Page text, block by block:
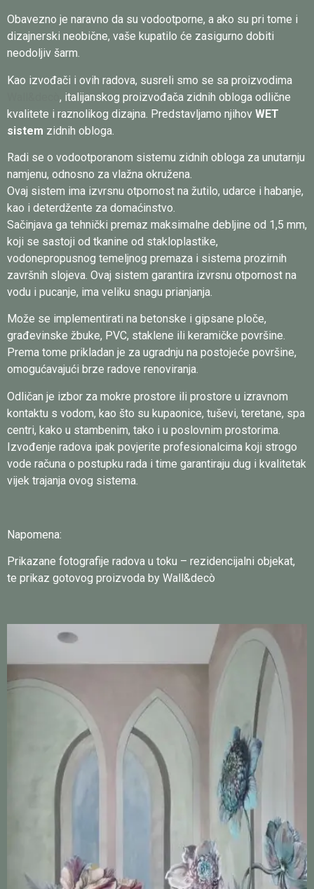
Obavezno je naravno da su vodootporne, a ako su pri tome i
dizajnerski neobične, vaše kupatilo će zasigurno dobiti
neodoljiv šarm.
Kao izvođači i ovih radova, susreli smo se sa proizvodima
, italijanskog proizvođača zidnih obloga odlične
kvalitete i raznolikog dizajna. Predstavljamo njihov WET
sistem zidnih obloga.
Radi se o vodootporanom sistemu zidnih obloga za unutarnju
namjenu, odnosno za vlažna okružena.
Ovaj sistem ima izvrsnu otpornost na žutilo, udarce i habanje,
kao i deterdžente za domaćinstvo.
Sačinjava ga tehnički premaz maksimalne debljine od 1,5 mm,
koji se sastoji od tkanine od stakloplastike,
vodonepropusnog temeljnog premaza i sistema prozirnih
završnih slojeva. Ovaj sistem garantira izvrsnu otpornost na
vodu i pucanje, ima veliku snagu prianjanja.
Može se implementirati na betonske i gipsane ploče,
građevinske žbuke, PVC, staklene ili keramičke površine.
Prema tome prikladan je za ugradnju na postojeće površine,
omogućavajući brze radove renoviranja.
Odličan je izbor za mokre prostore ili prostore u izravnom
kontaktu s vodom, kao što su kupaonice, tuševi, teretane, spa
centri, kako u stambenim, tako i u poslovnim prostorima.
Izvođenje radova ipak povjerite profesionalcima koji strogo
vode računa o postupku rada i time garantiraju dug i kvalitetak
vijek trajanja ovog sistema.
Napomena:
Prikazane fotografije radova u toku – rezidencijalni objekat,
te prikaz gotovog proizvoda by Wall&decò